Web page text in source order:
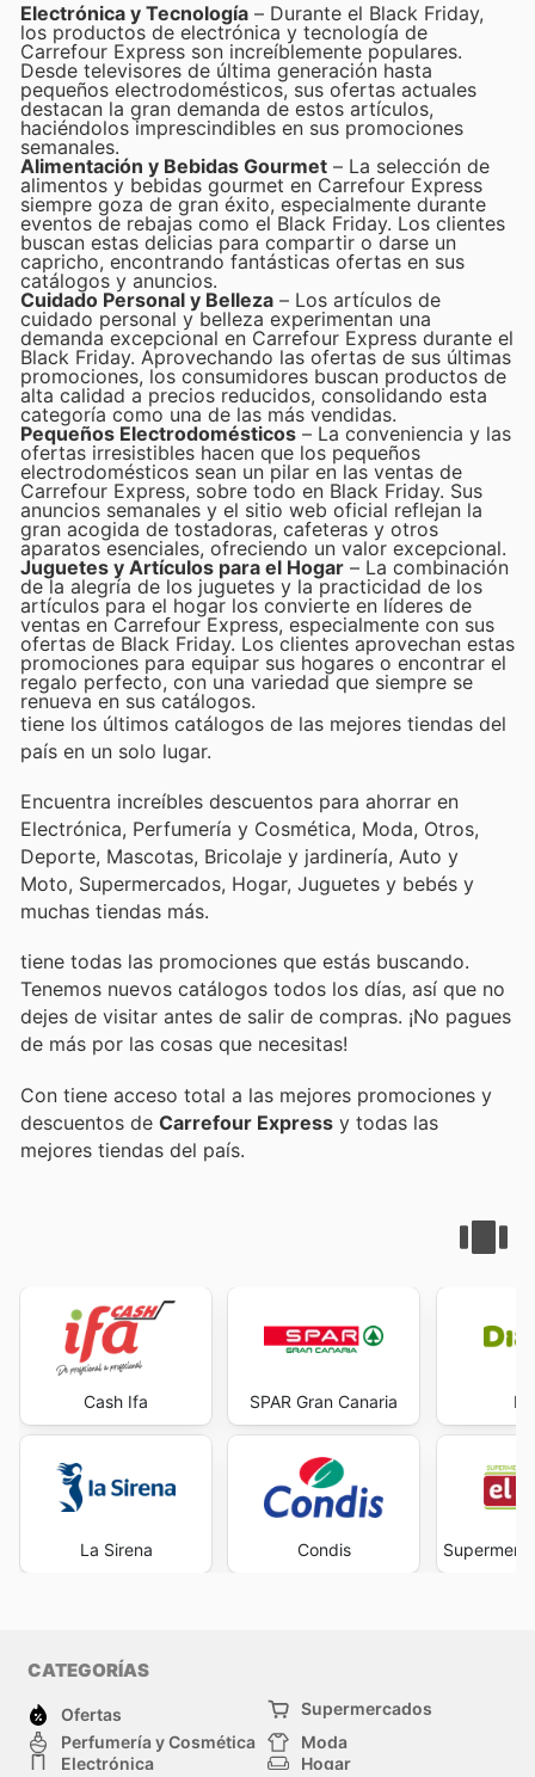
Electrónica y Tecnología – Durante el Black Friday,
los productos de electrónica y tecnología de
Carrefour Express son increíblemente populares.
Desde televisores de última generación hasta
pequeños electrodomésticos, sus ofertas actuales
destacan la gran demanda de estos artículos,
haciéndolos imprescindibles en sus promociones
semanales.
Alimentación y Bebidas Gourmet – La selección de
alimentos y bebidas gourmet en Carrefour Express
siempre goza de gran éxito, especialmente durante
eventos de rebajas como el Black Friday. Los clientes
buscan estas delicias para compartir o darse un
capricho, encontrando fantásticas ofertas en sus
catálogos y anuncios.
Cuidado Personal y Belleza – Los artículos de
cuidado personal y belleza experimentan una
demanda excepcional en Carrefour Express durante el
Black Friday. Aprovechando las ofertas de sus últimas
promociones, los consumidores buscan productos de
alta calidad a precios reducidos, consolidando esta
categoría como una de las más vendidas.
Pequeños Electrodomésticos – La conveniencia y las
ofertas irresistibles hacen que los pequeños
electrodomésticos sean un pilar en las ventas de
Carrefour Express, sobre todo en Black Friday. Sus
anuncios semanales y el sitio web oficial reflejan la
gran acogida de tostadoras, cafeteras y otros
aparatos esenciales, ofreciendo un valor excepcional.
Juguetes y Artículos para el Hogar – La combinación
de la alegría de los juguetes y la practicidad de los
artículos para el hogar los convierte en líderes de
ventas en Carrefour Express, especialmente con sus
ofertas de Black Friday. Los clientes aprovechan estas
promociones para equipar sus hogares o encontrar el
regalo perfecto, con una variedad que siempre se
renueva en sus catálogos.
tiene los últimos catálogos de las mejores tiendas del
país en un solo lugar.
Encuentra increíbles descuentos para ahorrar en
Electrónica, Perfumería y Cosmética, Moda, Otros,
Deporte, Mascotas, Bricolaje y jardinería, Auto y
Moto, Supermercados, Hogar, Juguetes y bebés y
muchas tiendas más.
tiene todas las promociones que estás buscando.
Tenemos nuevos catálogos todos los días, así que no
dejes de visitar antes de salir de compras. ¡No pagues
de más por las cosas que necesitas!
Con tiene acceso total a las mejores promociones y
descuentos de Carrefour Express y todas las
mejores tiendas del país.
Cash Ifa
La Sirena
SPAR Gran Canaria
Condis
CATEGORÍAS
Ofertas
Supermercados
Perfumería y Cosmética
Moda
Electrónica
Hogar